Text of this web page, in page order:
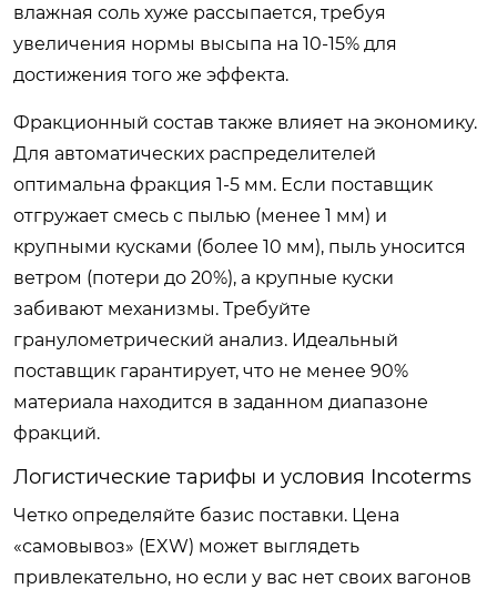
влажная соль хуже рассыпается, требуя
увеличения нормы высыпа на 10-15% для
достижения того же эффекта.
Фракционный состав также влияет на экономику.
Для автоматических распределителей
оптимальна фракция 1-5 мм. Если поставщик
отгружает смесь с пылью (менее 1 мм) и
крупными кусками (более 10 мм), пыль уносится
ветром (потери до 20%), а крупные куски
забивают механизмы. Требуйте
гранулометрический анализ. Идеальный
поставщик гарантирует, что не менее 90%
материала находится в заданном диапазоне
фракций.
Логистические тарифы и условия Incoterms
Четко определяйте базис поставки. Цена
«самовывоз» (EXW) может выглядеть
привлекательно, но если у вас нет своих вагонов